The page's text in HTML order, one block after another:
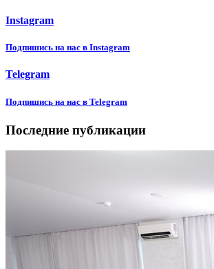
Instagram
Подпишиcь на нас в Instagram
Telegram
Подпишиcь на нас в Telegram
Последние публикации